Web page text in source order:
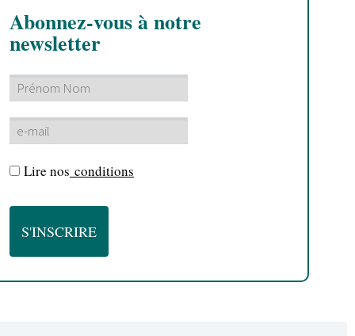
Abonnez-vous à notre
newsletter
Lire nos conditions